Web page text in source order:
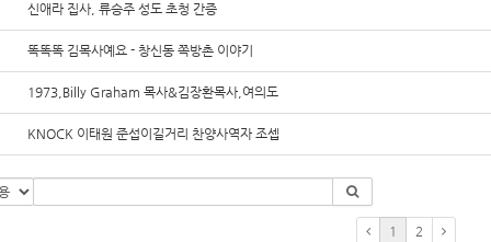
신애라 집사, 류승주 성도 초청 간증
똑똑똑 김목사예요 - 창신동 쪽방촌 이야기
1973,Billy Graham 목사&김장환목사,여의도
KNOCK 이태원 준섭이길거리 찬양사역자 조셉
1 2